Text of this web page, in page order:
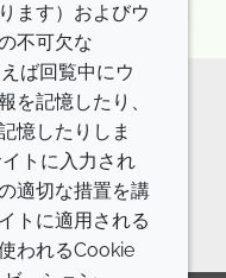
journey
ます）およびウ
不可欠な
ば回覧中にウ
を記憶したり、
憶したりしま
トに入力され
適切な措置を講
トに適用される
われるCookie